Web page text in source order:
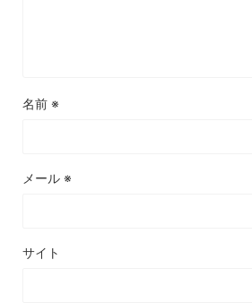
名前 ※
メール ※
サイト